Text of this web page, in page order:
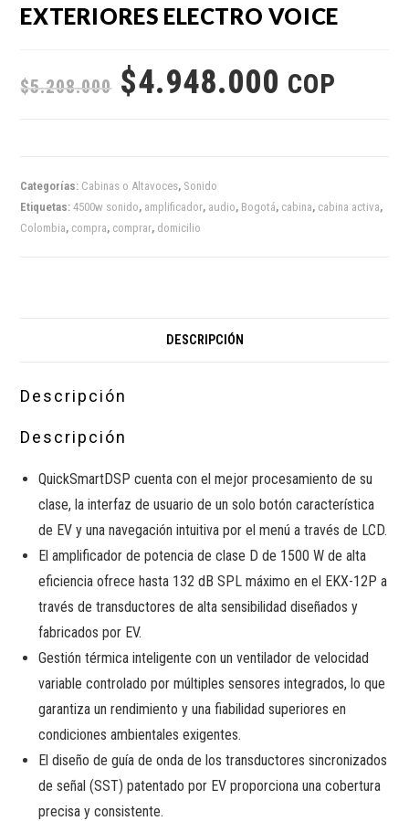
EXTERIORES ELECTRO VOICE
$5.208.000 $4.948.000 COP
Categorías: Cabinas o Altavoces, Sonido
Etiquetas:4500w sonido, amplificador, audio, Bogotá, cabina, cabina activa,
Colombia, compra, comprar, domicilio
DESCRIPCIÓN
Descripción
Descripción
QuickSmartDSP cuenta con el mejor procesamiento de su
clase, la interfaz de usuario de un solo botón característica
de EV y una navegación intuitiva por el menú a través de LCD.
El amplificador de potencia de clase D de 1500 W de alta
eficiencia ofrece hasta 132 dB SPL máximo en el EKX-12P a
través de transductores de alta sensibilidad diseñados y
fabricados por EV.
Gestión térmica inteligente con un ventilador de velocidad
variable controlado por múltiples sensores integrados, lo que
garantiza un rendimiento y una fiabilidad superiores en
condiciones ambientales exigentes.
El diseño de guía de onda de los transductores sincronizados
de señal (SST) patentado por EV proporciona una cobertura
precisa y consistente.